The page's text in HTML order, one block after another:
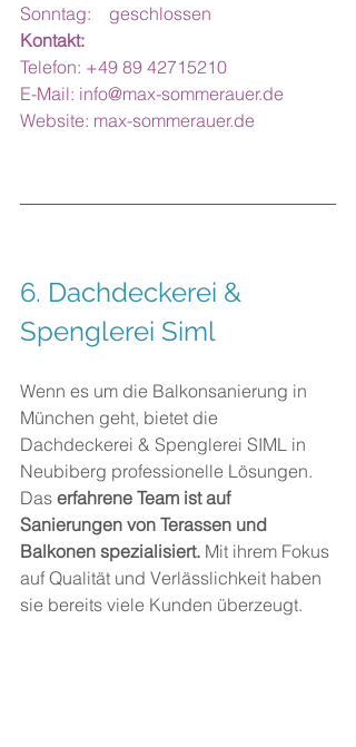
Sonntag:	geschlossen
Kontakt:
Telefon: +49 89 42715210
E-Mail: info@max-sommerauer.de
Website: max-sommerauer.de
6. Dachdeckerei &
Spenglerei Siml
Wenn es um die Balkonsanierung in
München geht, bietet die
Dachdeckerei & Spenglerei SIML in
Neubiberg professionelle Lösungen.
Das erfahrene Team ist auf
Sanierungen von Terassen und
Balkonen spezialisiert. Mit ihrem Fokus
auf Qualität und Verlässlichkeit haben
sie bereits viele Kunden überzeugt.